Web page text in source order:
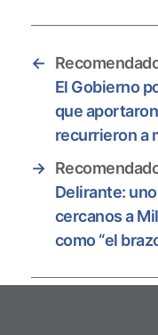
←
El Gobierno
que
recurrieron a
→
Delirante:
cercanos a
como “el